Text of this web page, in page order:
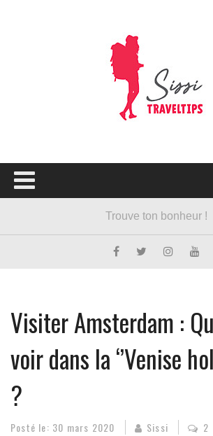
Visiter Amsterdam :
voir dans la ‘’Venise
?
Posté le: 30 mars 2020 Sissi 2